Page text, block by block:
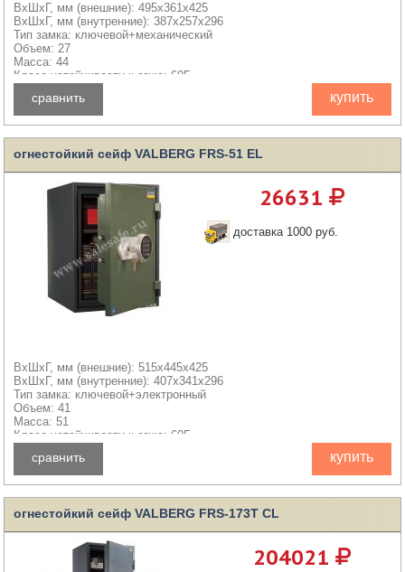
ВхШхГ, мм (внешние): 495x361x425
ВхШхГ, мм (внутренние): 387x257x296
Тип замка: ключевой+механический
Объем: 27
Масса: 44
Класс устойчивости к огню: 60Б
купить
сравнить
огнестойкий сейф VALBERG FRS-51 EL
26631
доставка 1000 руб.
ВхШхГ, мм (внешние): 515x445x425
ВхШхГ, мм (внутренние): 407x341x296
Тип замка: ключевой+электронный
Объем: 41
Масса: 51
Класс устойчивости к огню: 60Б
купить
сравнить
огнестойкий сейф VALBERG FRS-173T CL
204021